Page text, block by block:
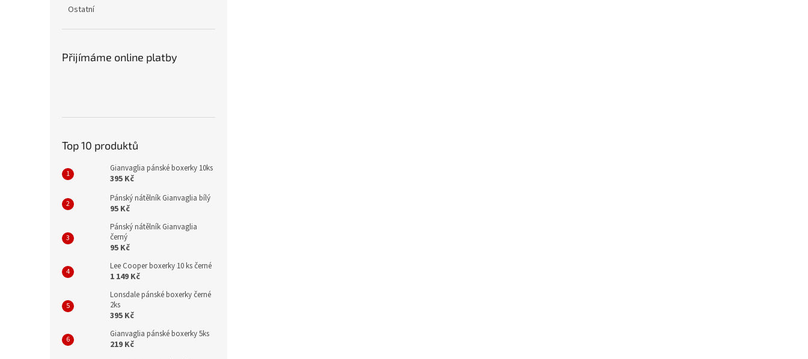
Ostatní
Přijímáme online platby
Top 10 produktů
Gianvaglia pánské boxerky 10ks
395 Kč
Pánský nátělník Gianvaglia bílý
95 Kč
Pánský nátělník Gianvaglia
černý
95 Kč
Lee Cooper boxerky 10 ks černé
1 149 Kč
Lonsdale pánské boxerky černé
2ks
395 Kč
Gianvaglia pánské boxerky 5ks
219 Kč